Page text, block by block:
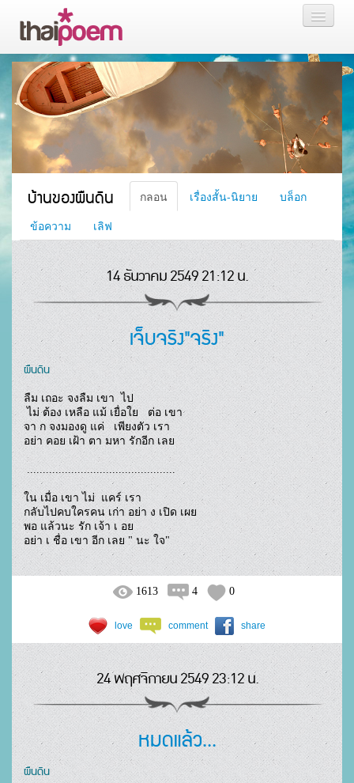
หน้าแรก
กลอน
เรื่องสั้น นิยาย
บล็อก
สมาชิก
หน้าส่วนตัว
บ้านของผืนดิน กลอน เรื่องสั้น-นิยาย
บล็อก
ข้อความ
เลิฟ
14 ธันวาคม 2549 21:12 น.
เจ็บจริง"จริง"
ผืนดิน
ลืม เถอะ จงลืม เขา  ไป
จา ก จงมองดู แค่   เพียงตัว เรา
อย่า คอย เฝ้า ตา มหา รักอีก เลย
ใน เมื่อ เขา ไม่  แคร์ เรา
กลับไปคบใครคน เก่า อย่า ง เปิด เผย
พอ แล้วนะ รัก เจ้า เ อย
อย่า เ ชื่อ เขา อีก เลย " นะ ใจ"
1613 4 0
love comment share
24 พฤศจิกายน 2549 23:12 น.
หมดแล้ว...
ผืนดิน